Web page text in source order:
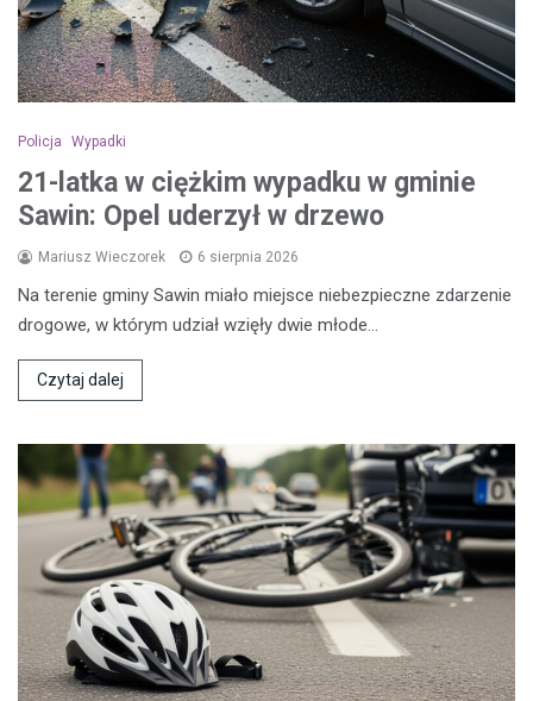
Policja Wypadki
21-latka w ciężkim wypadku w gminie
Sawin: Opel uderzył w drzewo
Mariusz Wieczorek 6 sierpnia 2026
Na terenie gminy Sawin miało miejsce niebezpieczne zdarzenie
drogowe, w którym udział wzięły dwie młode…
Czytaj dalej